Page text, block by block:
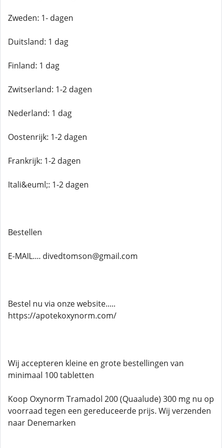
Zweden: 1- dagen
Duitsland: 1 dag
Finland: 1 dag
Zwitserland: 1-2 dagen
Nederland: 1 dag
Oostenrijk: 1-2 dagen
Frankrijk: 1-2 dagen
Itali&euml;: 1-2 dagen
Bestellen
E-MAIL.... divedtomson@gmail.com
Bestel nu via onze website.....
https://apotekoxynorm.com/
Wij accepteren kleine en grote bestellingen van
minimaal 100 tabletten
Koop Oxynorm Tramadol 200 (Quaalude) 300 mg nu op
voorraad tegen een gereduceerde prijs. Wij verzenden
naar Denemarken